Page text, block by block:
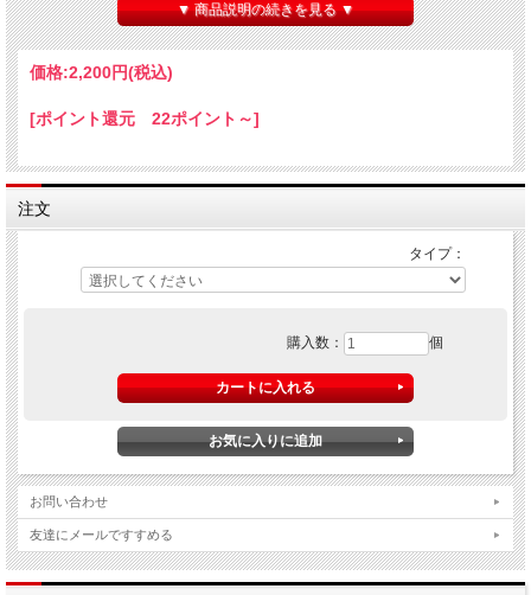
▼ 商品説明の続きを見る ▼
価格:2,200円(税込)
[ポイント還元 22ポイント～]
注文
タイプ：
購入数： 個
お問い合わせ
友達にメールですすめる